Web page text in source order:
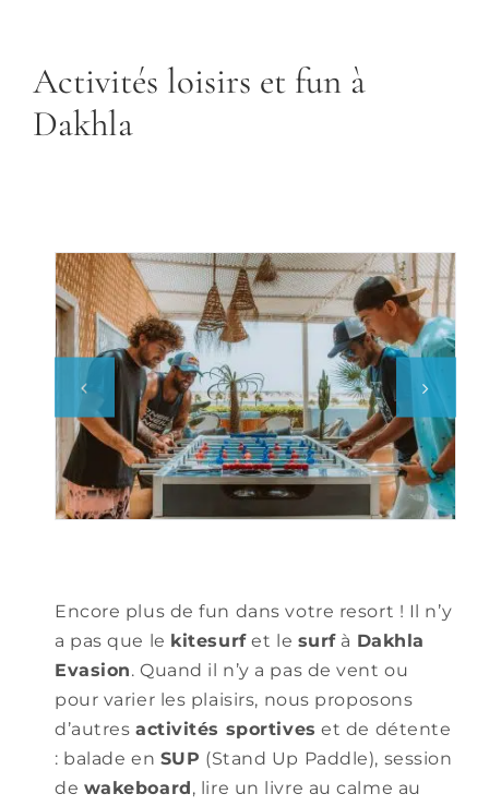
Activités loisirs et fun à
Dakhla
Encore plus de fun dans votre resort ! Il n’y
a pas que le kitesurfet le surfà Dakhla
Evasion. Quand il n’y a pas de vent ou
pour varier les plaisirs, nous proposons
d’autresactivités sportives et de détente
: balade en SUP (Stand Up Paddle), session
de wakeboard , lire un livre au calme au